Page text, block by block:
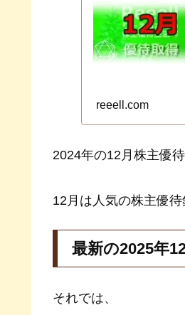
reeell.com
2024年の12月株主優
12月は人気の株主優
最新の2025年
それでは、